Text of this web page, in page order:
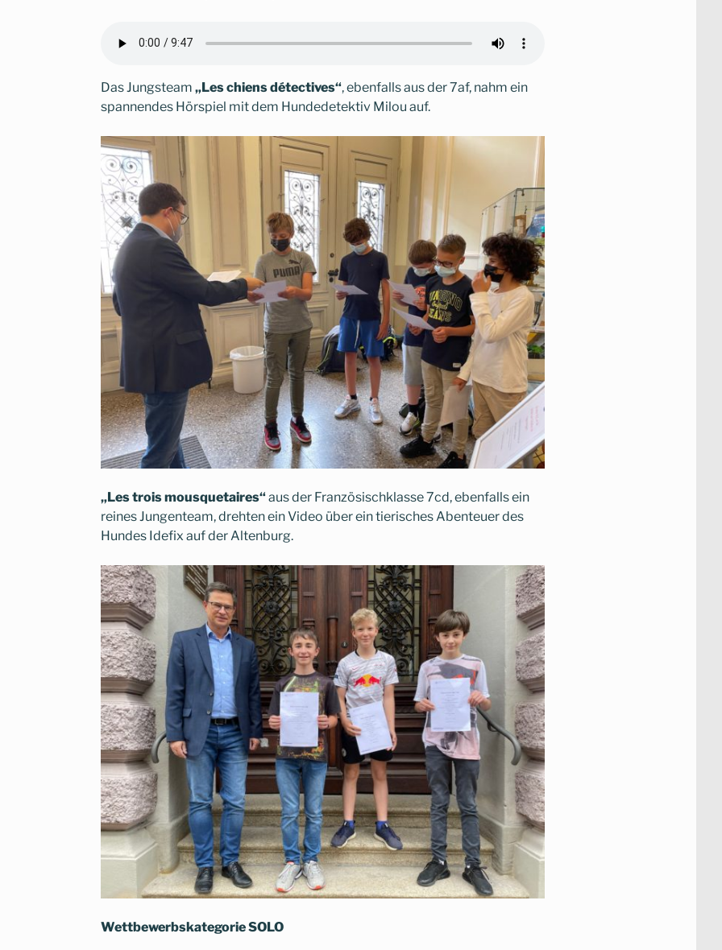
Das Jungsteam „Les chiens détectives“, ebenfalls aus der 7af, nahm ein
spannendes Hörspiel mit dem Hundedetektiv Milou auf.
„Les trois mousquetaires“aus der Französischklasse 7cd, ebenfalls ein
reines Jungenteam, drehten ein Video über ein tierisches Abenteuer des
Hundes Idefix auf der Altenburg.
Wettbewerbskategorie SOLO